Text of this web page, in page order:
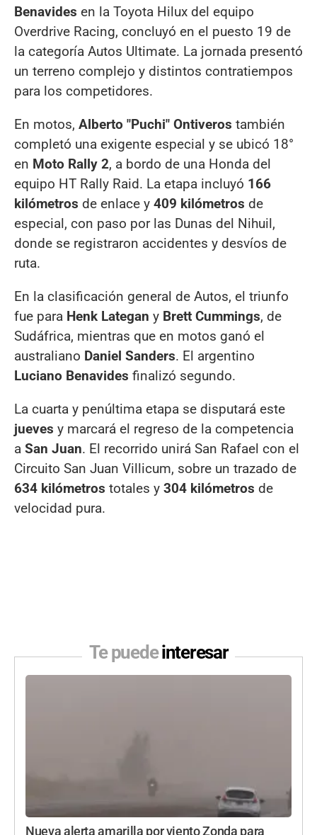
Benavides en la Toyota Hilux del equipo
Overdrive Racing, concluyó en el puesto 19 de
la categoría Autos Ultimate. La jornada presentó
un terreno complejo y distintos contratiempos
para los competidores.
En motos, Alberto "Puchi" Ontiveros también
completó una exigente especial y se ubicó 18°
en Moto Rally 2, a bordo de una Honda del
equipo HT Rally Raid. La etapa incluyó 166
kilómetros de enlace y 409 kilómetros de
especial, con paso por las Dunas del Nihuil,
donde se registraron accidentes y desvíos de
ruta.
En la clasificación general de Autos, el triunfo
fue para Henk Lategan y Brett Cummings, de
Sudáfrica, mientras que en motos ganó el
australiano Daniel Sanders. El argentino
Luciano Benavides finalizó segundo.
La cuarta y penúltima etapa se disputará este
jueves y marcará el regreso de la competencia
a San Juan. El recorrido unirá San Rafael con el
Circuito San Juan Villicum, sobre un trazado de
634 kilómetros totales y 304 kilómetros de
velocidad pura.
Te puedeinteresar
Nueva alerta amarilla por viento Zonda para